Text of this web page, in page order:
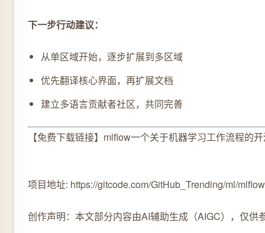
下一步行动建议：
从单区域开始，逐步扩展到多区域
优先翻译核心界面，再扩展文档
建立多语言贡献者社区，共同完善
【免费下载链接】mlflow一个关于机器学习工作流程的
项目地址: https://gitcode.com/GitHub_Trending/ml/mlflow
创作声明：本文部分内容由AI辅助生成（AIGC），仅供